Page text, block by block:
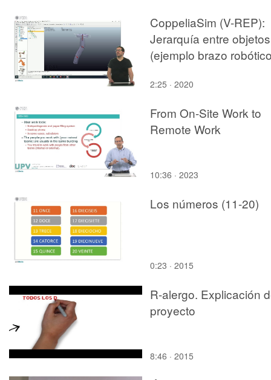
CoppeliaSim (V-REP):
Jerarquía entre objetos
(ejemplo brazo
2:25 · 2020
From On-Site Work to
Remote Work
10:36 · 2023
Los números (11-20)
0:23 · 2015
R-alergo. Explicación
proyecto
8:46 · 2015